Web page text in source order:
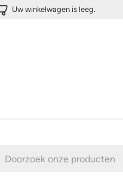
Uw winkelwagen is leeg.